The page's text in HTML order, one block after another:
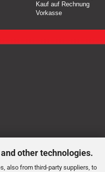
other technologies.
also from third-party suppliers, to
Kauf auf Rechnung
Vorkasse